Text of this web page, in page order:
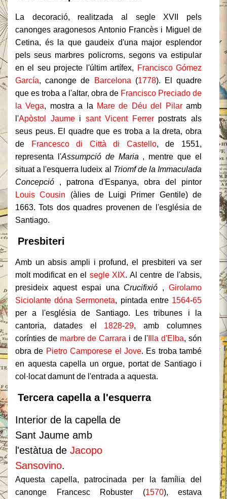
La decoració, realitzada al segle XVII pels
canonges aragonesos Antonio Francès i Miguel de
Cetina, és la que gaudeix d'una major esplendor
pels seus marbres policroms, segons va estipular
en el seu projecte l'últim artífex, Francisco Gómez
García, canonge de Barcelona (1778). El quadre
que es troba a l'altar, obra de Francisco Preciado de
la Vega, mostra a la Mare de Déu del Pilaramb
l'Apòstol Jaumei sant Vicent Ferrerpostrats als
seus peus. El quadre que es troba a la dreta, obra
de
Francesco di Città di Castello, de 1551,
representa l'Assumpció de Maria , mentre que el
situat a l'esquerra ludeix al Triomf de la Immaculada
Concepció , patrona d'Espanya, obra del pintor
Louis Cousin (àlies de Luigi Primer Gentile) de
1663. Tots dos quadres provenen de l'església de
Santiago.
Presbiteri
Amb un absis ampli i profund, el presbiteri va ser
molt modificat en el segle XIX. Al centre de l'absis,
presideix aquest espai una Crucifixió ,Girolamo
Siciolante dóna Sermoneta, pintada entre 1564-65
per a l'església de Santiago. Les tribunes i la
cantoria, datades el 1828-29, amb columnes
corínties de marbre de Carrara i de l' Illa d'Elba, són
obra de Pietro Camporese el Jove. Es troba també
en aquesta capella un orgue, portat de Santiago i
col·locat damunt de l'entrada a aquesta.
Tercera capella a l'esquerra
Interior de la capella de
Sant Jaume amb
l'estàtua de Jacopo
Sansovino.
Aquesta capella, patrocinada per la família del
canonge Francesc Robuster (1570), estava